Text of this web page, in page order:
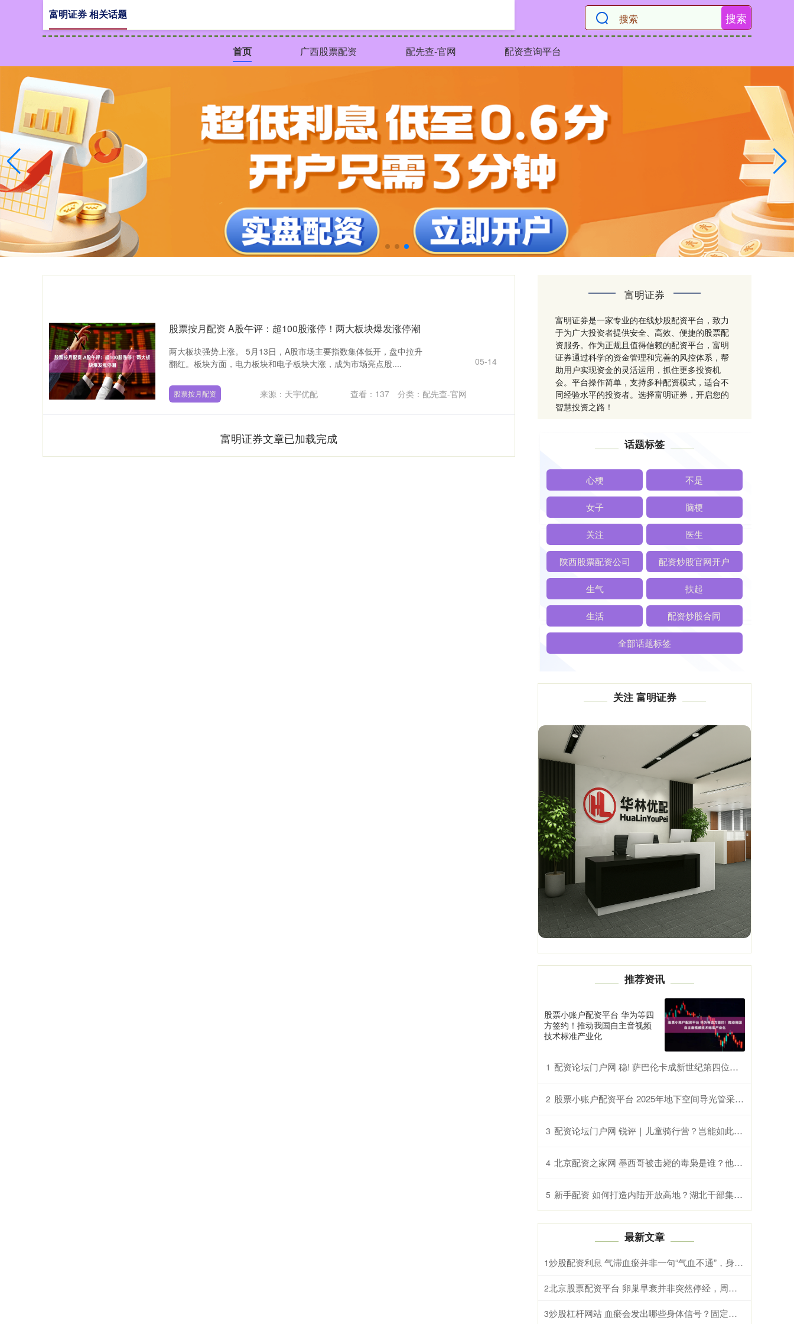
搜索
首页 广西股票配资 配先查-官网 配资查询平台
富明证券 相关话题
股票按月配资 A股午评：超100股涨停！两大板块爆发涨停潮
两大板块强势上涨。 5月13日，A股市场主要指数集体低开，盘中拉升
翻红。板块方面，电力板块和电子板块大涨，成为市场亮点股....
05-14
股票按月配资 来源：天宇优配 查看： 137 分类：配先查-官网
富明证券文章已加载完成
富明证券
富明证券是一家专业的在线炒股配资平台，致力
于为广大投资者提供安全、高效、便捷的股票配
资服务。作为正规且值得信赖的配资平台，富明
证券通过科学的资金管理和完善的风控体系，帮
助用户实现资金的灵活运用，抓住更多投资机
会。平台操作简单，支持多种配资模式，适合不
同经验水平的投资者。选择富明证券，开启您的
智慧投资之路！
话题标签
心梗 不是
女子 脑梗
关注 医生
陕西股票配资公司 配资炒股官网开户
生气 扶起
生活 配资炒股合同
全部话题标签
关注 富明证券
推荐资讯
股票小账户配资平台 华为等四
方签约！推动我国自主音视频
技术标准产业化
1 配资论坛门户网 稳! 萨巴伦卡成新世纪第四位单赛季全满贯女单八强世界第一
2 股票小账户配资平台 2025年地下空间导光管采光系统公司排名
3 配资论坛门户网 锐评｜儿童骑行营？岂能如此想走就走？
4 北京配资之家网 墨西哥被击毙的毒枭是谁？他领导的集团疯狂报复，当地已如同“鬼城”
5 新手配资 如何打造内陆开放高地？湖北干部集体“充电”找答案
最新文章
1 炒股配资利息 气滞血瘀并非一句“气血不通”，身体可能出现这些变化
2 北京股票配资平台 卵巢早衰并非突然停经，周期缩短往往出现得更早
3 炒股杠杆网站 血瘀会发出哪些身体信号？固定刺痛与面色晦暗需综合辨别